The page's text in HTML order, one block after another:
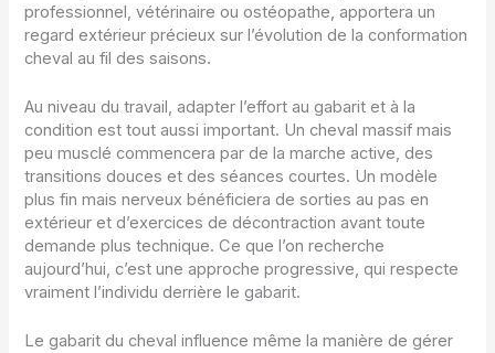
professionnel, vétérinaire ou ostéopathe, apportera un
regard extérieur précieux sur l’évolution de la conformation
cheval au fil des saisons.
Au niveau du travail, adapter l’effort au gabarit et à la
condition est tout aussi important. Un cheval massif mais
peu musclé commencera par de la marche active, des
transitions douces et des séances courtes. Un modèle
plus fin mais nerveux bénéficiera de sorties au pas en
extérieur et d’exercices de décontraction avant toute
demande plus technique. Ce que l’on recherche
aujourd’hui, c’est une approche progressive, qui respecte
vraiment l’individu derrière le gabarit.
Le gabarit du cheval influence même la manière de gérer